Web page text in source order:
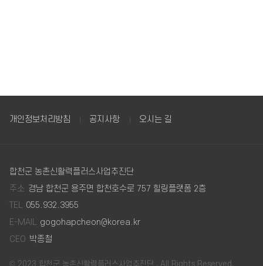
개인정보처리방침 공지사항 오시는 길
합천군 농촌신활력플러스사업추진단
주소 경남 합천군 용주면 합천호수로 757 힐링플랫폼 2층
TEL 055.932.3955
E-MAIL gogohapcheon@korea.kr
CEO 박종철
© 2023 합천군 농촌신활력플러스사업추진단 . All Rights Reserved.